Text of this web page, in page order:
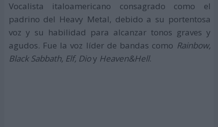
Vocalista italoamericano consagrado como el
padrino del Heavy Metal, debido a su portentosa
voz y su habilidad para alcanzar tonos graves y
agudos. Fue la voz líder de bandas como Rainbow,
Black Sabbath, Elf, Dioy Heaven&Hell.